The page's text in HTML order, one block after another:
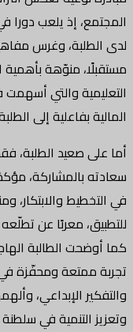
المجتمع، إذ يلعب دورا
لدى الطلبة، وغرس
مستقبلًا، منوّهة بأهمية
التعليمية والتي
المالية بفاعلية إلى
أما على صعيد الطلبة،
سعادته بالمشاركة،
في التخطيط والابتكار،
للتطبيق، معربًا عن
كما أوضحت الطالبة
تجربة ممتعة ومحفّزة في
والتفكير الإبداعي،
وتعزيز التنمية في